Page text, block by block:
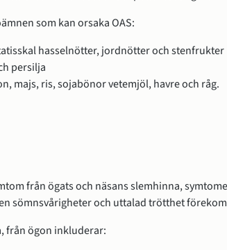
som kan orsaka OAS:
hasselnötter, jordnötter och stenfrukter
persilja
majs, ris, sojabönor vetemjöl, havre och råg.
från ögats och näsans slemhinna,
sömnsvårigheter och uttalad trötthet
från ögon inkluderar: